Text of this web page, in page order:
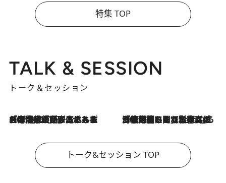
特集 TOP
TALK & SESSION
トーク＆セッション
2026.8.3
「今後値上げがあるとすれば…」「リスクがあるのは今年の冬」エネルギー専門家が語る、ホルムズ海峡封鎖が家庭にもたらす“ある心配” 2026.8.3
「住宅建てられない…」「サーチャージ料の高値が続いている」ホルムズ海峡封鎖による影響はいつまで続く？《エネルギー専門家に聞く“どうなる日本の暮らし”》
トーク&セッション TOP